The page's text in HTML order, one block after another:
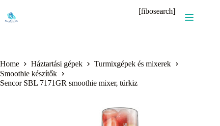
content
[fibosearch]
Home Háztartási gépek
Turmixgépek és mixerek
Smoothie készítők
Sencor SBL 7171GR smoothie mixer, türkiz